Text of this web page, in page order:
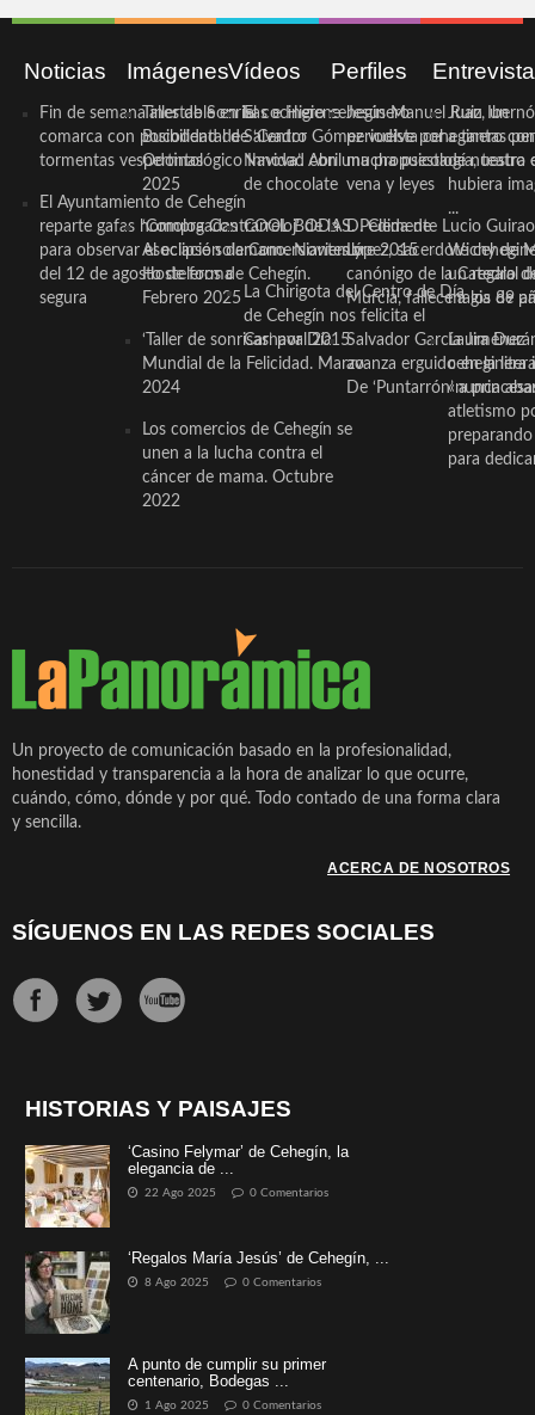
Noticias
Fin de semana inestable en la
comarca con posibilidad de
tormentas vespertinas
El Ayuntamiento de Cehegín
reparte gafas homologadas
para observar el eclipse solar
del 12 de agosto de forma
segura
Imágenes
Taller de Sonrisas e Higiene
Bucodental de ‘Centro
Odontológico Innova’. Abril
2025
‘Compra Contrarreloj’ de la
Asociación de Comerciantes y
Hosteleros de Cehegín.
Febrero 2025
‘Taller de sonrisas’ por Día
Mundial de la Felicidad. Marzo
2024
Los comercios de Cehegín se
unen a la lucha contra el
cáncer de mama. Octubre
2022
Vídeos
El cocinero ceheginero
Salvador Gómez vuelve por
Navidad con una propuesta
de chocolate
COOL BODAS. Pedida de
mano. Noviembre 2015
La Chirigota del Centro de Día
de Cehegín nos felicita el
Carnaval 2015
Perfiles
Jesús Manuel Ruiz, un
periodista ceheginero con
mucha psicología, teatro
vena y leyes
D. Clemente Lucio Guirao
López, sacerdote
canónigo de la Catedral
Murcia, fallece a los 89
Salvador García Jiménez
avanza erguido en la
De ‘Puntarrón’ a
Juan
a tantas
de nuestra
hubiera
...
Wichy de
un regalo
magia de
Laura
ceheginera
«nunca
atletismo
para
Un proyecto de comunicación basado en la profesionalidad,
honestidad y transparencia a la hora de analizar lo que ocurre,
cuándo, cómo, dónde y por qué. Todo contado de una forma clara
y sencilla.
ACERCA DE NOSOTROS
SÍGUENOS EN LAS REDES SOCIALES
HISTORIAS Y PAISAJES
‘Casino Felymar’ de Cehegín, la
elegancia de ...
22 Ago 2025 0 Comentarios
‘Regalos María Jesús’ de Cehegín, ...
8 Ago 2025 0 Comentarios
A punto de cumplir su primer
centenario, Bodegas ...
1 Ago 2025 0 Comentarios